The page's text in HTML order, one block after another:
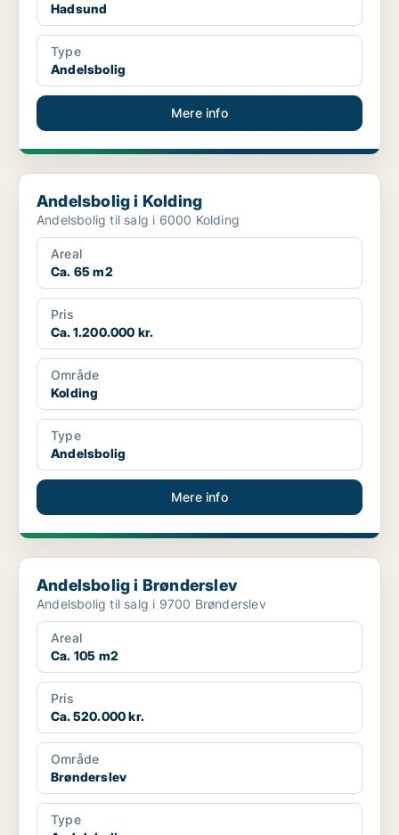
Hadsund
Type
Andelsbolig
Mere info
Andelsbolig i Kolding
Andelsbolig i Kolding
Andelsbolig til salg i 6000 Kolding
Areal
Ca. 65 m2
Pris
Ca. 1.200.000 kr.
Område
Kolding
Type
Andelsbolig
Mere info
Andelsbolig i Brønderslev
Andelsbolig i Brønderslev
Andelsbolig til salg i 9700 Brønderslev
Areal
Ca. 105 m2
Pris
Ca. 520.000 kr.
Område
Brønderslev
Type